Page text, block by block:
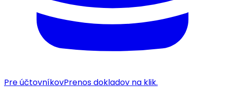
Pre účtovníkovPrenos dokladov na klik.